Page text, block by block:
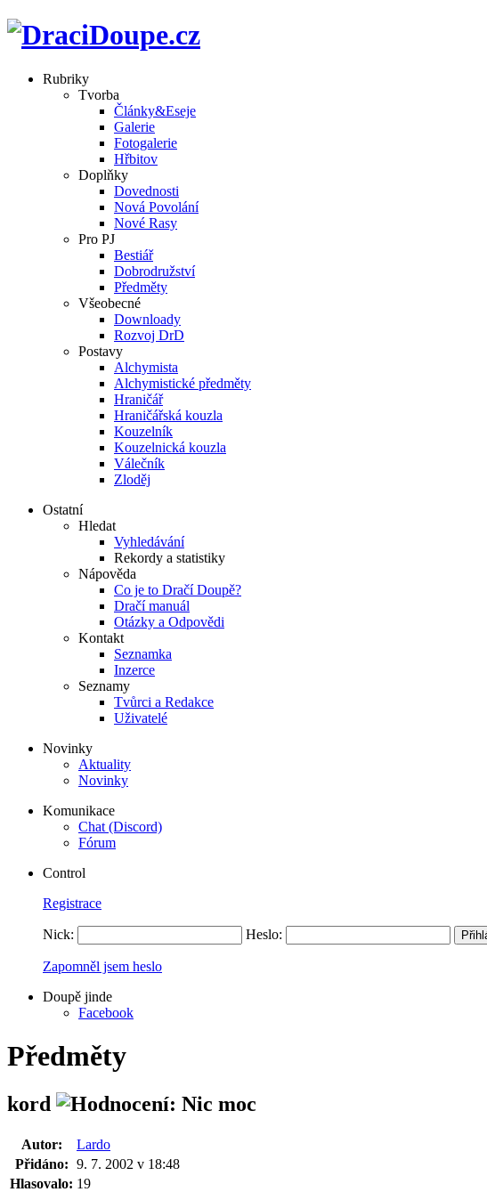
Rubriky
Tvorba
Články&Eseje
Galerie
Fotogalerie
Hřbitov
Doplňky
Dovednosti
Nová Povolání
Nové Rasy
Pro PJ
Bestiář
Dobrodružství
Předměty
Všeobecné
Downloady
Rozvoj DrD
Postavy
Alchymista
Alchymistické předměty
Hraničář
Hraničářská kouzla
Kouzelník
Kouzelnická kouzla
Válečník
Zloděj
Ostatní
Hledat
Vyhledávání
Rekordy a statistiky
Nápověda
Co je to Dračí Doupě?
Dračí manuál
Otázky a Odpovědi
Kontakt
Seznamka
Inzerce
Seznamy
Tvůrci a Redakce
Uživatelé
Novinky
Aktuality
Novinky
Komunikace
Chat (Discord)
Fórum
Control
Registrace
Nick: Heslo:
Zapomněl jsem heslo
Doupě jinde
Facebook
Předměty
kord
Autor:
Lardo
Přidáno: 9. 7. 2002 v 18:48
Hlasovalo: 19